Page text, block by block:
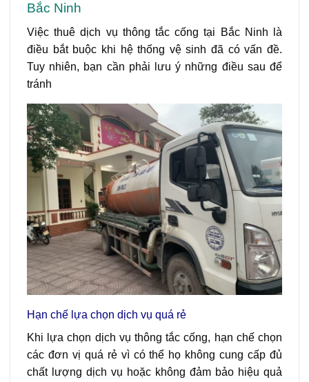
Bắc Ninh
Việc thuê dịch vụ thông tắc cống tại Bắc Ninh là
điều bắt buộc khi hệ thống vệ sinh đã có vấn đề.
Tuy nhiên, bạn cần phải lưu ý những điều sau để
tránh
Hạn chế lựa chọn dịch vụ quá rẻ
Khi lựa chọn dịch vụ thông tắc cống, hạn chế chọn
các đơn vị quá rẻ vì có thể họ không cung cấp đủ
chất lượng dịch vụ hoặc không đảm bảo hiệu quả